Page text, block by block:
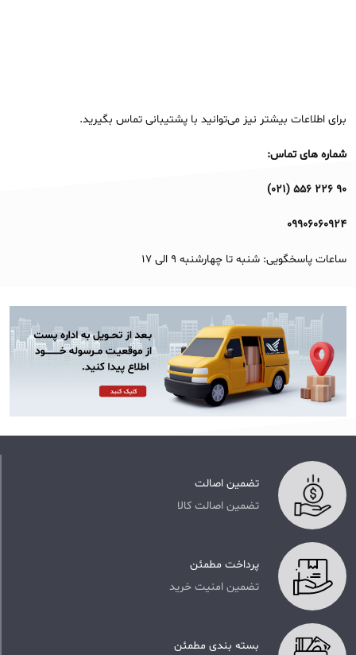
برای اطلاعات بیشتر نیز می‌توانید با پشتیبانی تماس بگیرید.
شماره های تماس:
۹۰ ۲۲۶ ۵۵۶ (۰۲۱)
۰۹۹۰۶۰۶۰۹۲۴
ساعات پاسخگویی: شنبه تا چهارشنبه ۹ الی ۱۷
تضمین اصالت
تضمین اصالت کالا
پرداخت مطمئن
تضمین امنیت خرید
بسته بندی مطمئن